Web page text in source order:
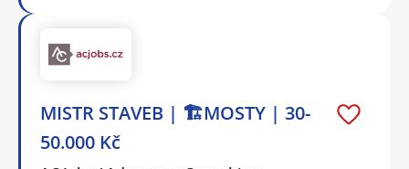
MISTR STAVEB | 🏗️MOSTY | 30-
50.000 Kč